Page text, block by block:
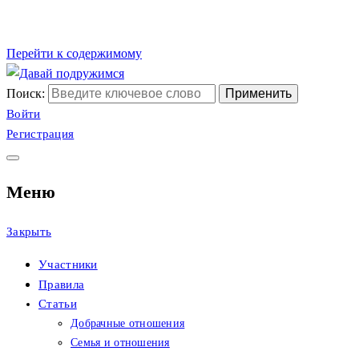
Перейти к содержимому
Сайт христианских
знакомств
Давай подружимся
Поиск:
Войти
Регистрация
Меню
Закрыть
Участники
Правила
Статьи
Добрачные отношения
Семья и отношения